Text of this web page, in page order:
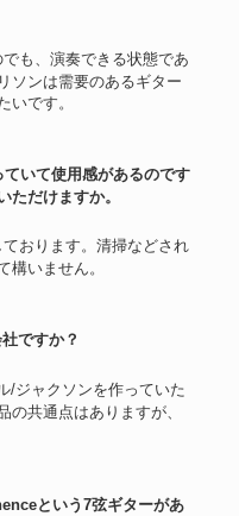
ソンは需要のあるギター
いです。
ただけますか。
構いません。
ですか？
共通点はありますが、